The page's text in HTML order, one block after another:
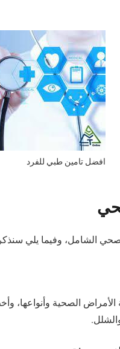
افضل تامين طبي للفرد
الشامل، وفيما يلي
الصحية وأنواعها،